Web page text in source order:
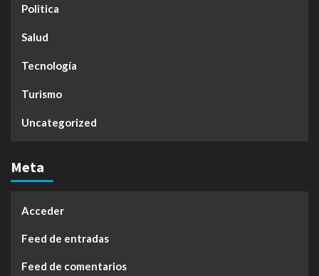
Politica
Salud
Tecnología
Turismo
Uncategorized
Meta
Acceder
Feed de entradas
Feed de comentarios